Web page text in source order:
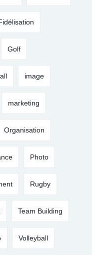
Golf
image
marketing
Organisation
Photo
Rugby
Team Building
Volleyball